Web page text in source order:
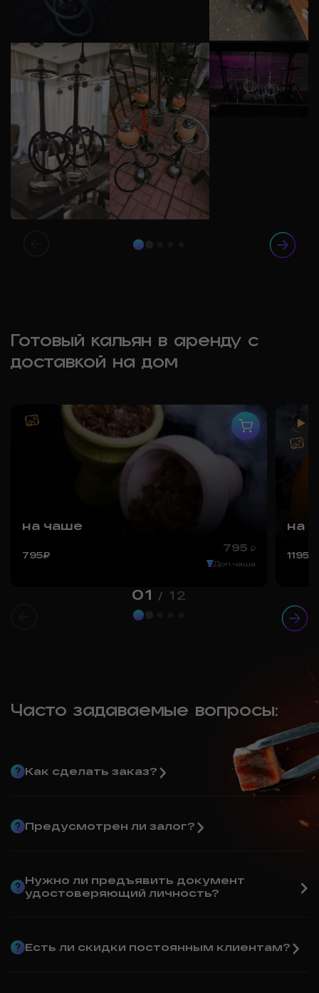
Готовый кальян в аренду с
доставкой на дом
на чаше
795₽
795 ₽
Доп.чаша
на
1195
01 / 12
Часто задаваемые вопросы:
Как сделать заказ?
Предусмотрен ли залог?
Нужно ли предъявить документ
удостоверяющий личность?
Есть ли скидки постоянным клиентам?